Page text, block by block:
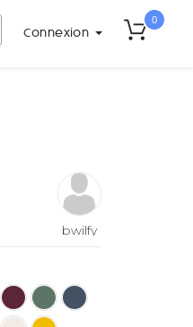
Connexion
0
bwilfy